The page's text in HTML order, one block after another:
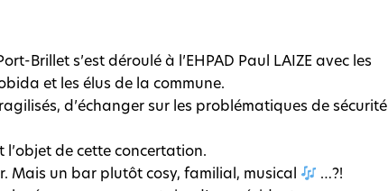
Brillet s’est déroulé à l’EHPAD Paul LAIZE avec les
et les élus de la commune.
d’échanger sur les problématiques de sécurité
de cette concertation.
Mais un bar plutôt cosy, familial, musical
…?!